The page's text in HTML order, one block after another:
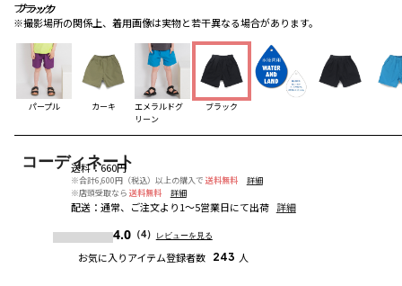
ブラック
※撮影場所の関係上、着用画像は実物と若干異なる場合があります。
ブラック
ブラック
パープル カーキ
エメラルドグ
リーン
ブラック
コーディネート
送料：660円
※合計6,600円（税込）以上の購入で 送料無料
詳細
※店頭受取なら 送料無料 詳細
配送： 通常、ご注文より1～5営業日にて出荷 詳細
4.0（4） レビューを見る
お気に入りアイテム登録者数 243 人